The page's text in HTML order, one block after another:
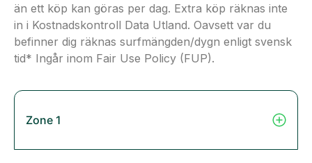
än ett köp kan göras per dag. Extra köp räknas inte
in i Kostnadskontroll Data Utland. Oavsett var du
befinner dig räknas surfmängden/dygn enligt svensk
tid* Ingår inom Fair Use Policy (FUP).
Zone 1